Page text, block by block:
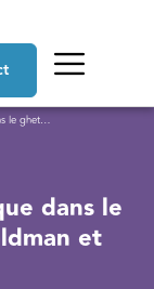
et Olivier Veillon
dans le
et